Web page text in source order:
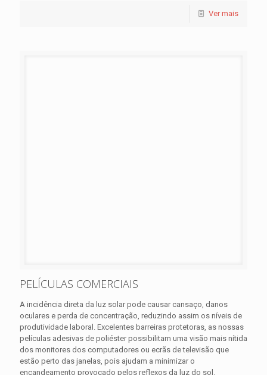
Ver mais
PELÍCULAS COMERCIAIS
A incidência direta da luz solar pode causar cansaço, danos
oculares e perda de concentração, reduzindo assim os níveis de
produtividade laboral. Excelentes barreiras protetoras, as nossas
películas adesivas de poliéster possibilitam uma visão mais nítida
dos monitores dos computadores ou ecrãs de televisão que
estão perto das janelas, pois ajudam a minimizar o
encandeamento provocado pelos reflexos da luz do sol.